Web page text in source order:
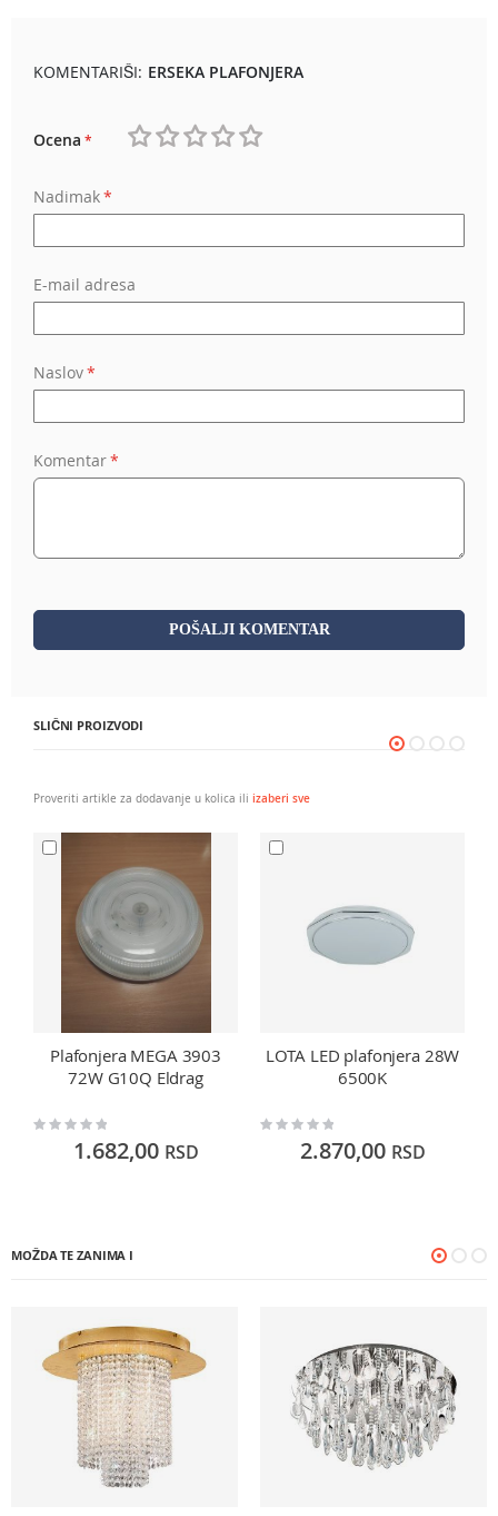
KOMENTARIŠI: ERSEKA PLAFONJERA
Ocena
Nadimak
E-mail adresa
Naslov
Komentar
POŠALJI KOMENTAR
SLIČNI PROIZVODI
Proveriti artikle za dodavanje u kolica ili izaberi sve
Plafonjera MEGA 3903
72W G10Q Eldrag
Rating:
1.682,00 RSD
LOTA LED plafonjera 28W
6500K
Rating:
2.870,00 RSD
MOŽDA TE ZANIMA I